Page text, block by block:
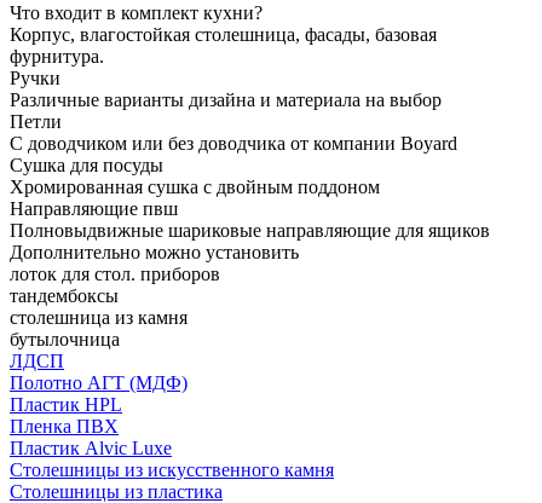
Что входит в комплект кухни?
Корпус, влагостойкая столешница, фасады, базовая
фурнитура.
Ручки
Различные варианты дизайна и материала на выбор
Петли
С доводчиком или без доводчика от компании Boyard
Сушка для посуды
Хромированная сушка с двойным поддоном
Направляющие пвш
Полновыдвижные шариковые направляющие для ящиков
Дополнительно можно установить
лоток для стол. приборов
тандембоксы
столешница из камня
бутылочница
ЛДСП
Полотно АГТ (МДФ)
Пластик HPL
Пленка ПВХ
Пластик Alvic Luxe
Столешницы из искусственного камня
Столешницы из пластика